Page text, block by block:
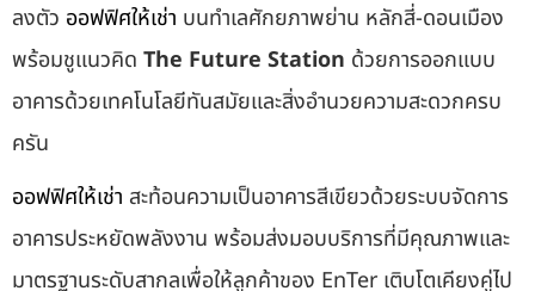
ลงตัว ออฟฟิศให้เช่า บนทำเลศักยภาพย่าน หลักสี่-ดอนเมือง
พร้อมชูแนวคิด The Future Station ด้วยการออกแบบ
อาคารด้วยเทคโนโลยีทันสมัยและสิ่งอำนวยความสะดวกครบ
ครัน
ออฟฟิศให้เช่า สะท้อนความเป็นอาคารสีเขียวด้วยระบบจัดการ
อาคารประหยัดพลังงาน พร้อมส่งมอบบริการที่มีคุณภาพและ
มาตรฐานระดับสากลเพื่อให้ลูกค้าของ EnTer เติบโตเคียงคู่ไป